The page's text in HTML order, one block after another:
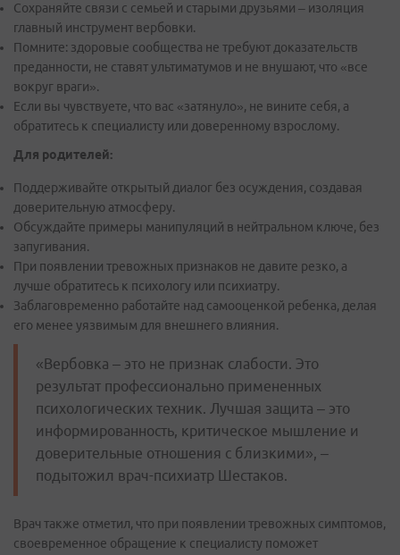
Сохраняйте связи с семьей и старыми друзьями – изоляция
главный инструмент вербовки.
Помните: здоровые сообщества не требуют доказательств
преданности, не ставят ультиматумов и не внушают, что «все
вокруг враги».
Если вы чувствуете, что вас «затянуло», не вините себя, а
обратитесь к специалисту или доверенному взрослому.
Для родителей:
Поддерживайте открытый диалог без осуждения, создавая
доверительную атмосферу.
Обсуждайте примеры манипуляций в нейтральном ключе, без
запугивания.
При появлении тревожных признаков не давите резко, а
лучше обратитесь к психологу или психиатру.
Заблаговременно работайте над самооценкой ребенка, делая
его менее уязвимым для внешнего влияния.
«Вербовка – это не признак слабости. Это
результат профессионально примененных
психологических техник. Лучшая защита – это
информированность, критическое мышление и
доверительные отношения с близкими», –
подытожил врач-психиатр Шестаков.
Врач также отметил, что при появлении тревожных симптомов,
своевременное обращение к специалисту поможет